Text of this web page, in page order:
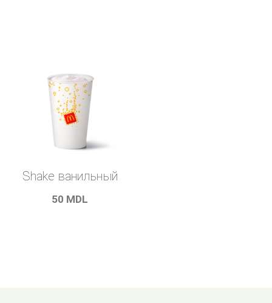
Shake ванильный
50 MDL